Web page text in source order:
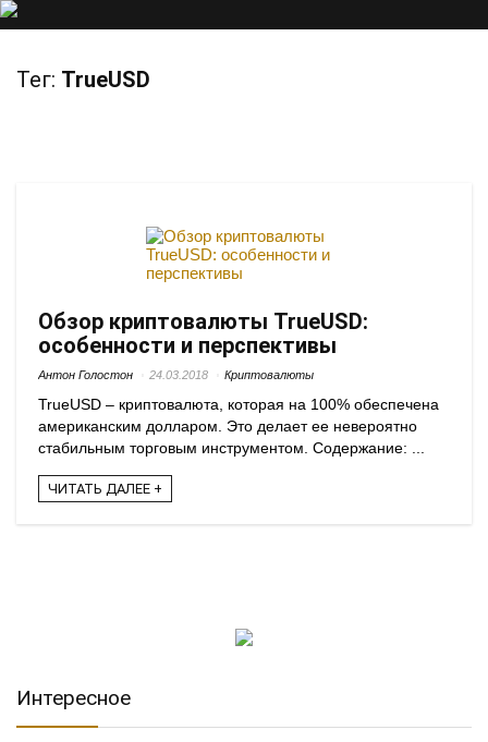
Тег: TrueUSD
Обзор криптовалюты TrueUSD:
особенности и перспективы
Антон Голостон 24.03.2018 Криптовалюты
TrueUSD – криптовалюта, которая на 100% обеспечена
американским долларом. Это делает ее невероятно
стабильным торговым инструментом. Содержание: ...
ЧИТАТЬ ДАЛЕЕ +
Интересное